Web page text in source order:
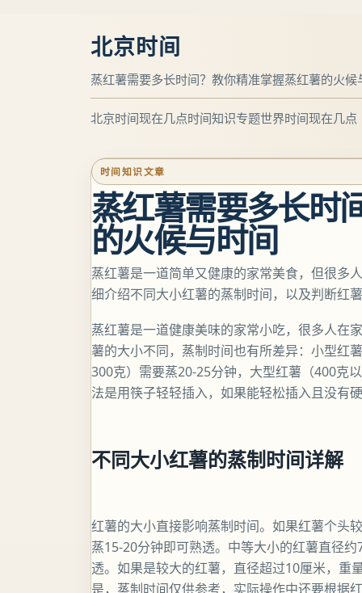
北京时间
蒸红薯需要多长时间？教你精准掌握蒸红薯的火候
北京时间现在几点时间知识专题世界时间现在几点
时间知识文章
蒸红薯需要多长时
的火候与时间
蒸红薯是一道简单又健康的家常美食，但很多
细介绍不同大小红薯的蒸制时间，以及判断红
蒸红薯是一道健康美味的家常小吃，很多人在
薯的大小不同，蒸制时间也有所差异：小型红
300克）需要蒸20-25分钟，大型红薯（400克
法是用筷子轻轻插入，如果能轻松插入且没有
不同大小红薯的蒸制时间详解
红薯的大小直接影响蒸制时间。如果红薯个头
蒸15-20分钟即可熟透。中等大小的红薯直径
透。如果是较大的红薯，直径超过10厘米，重
是，蒸制时间仅供参考，实际操作中还要根据